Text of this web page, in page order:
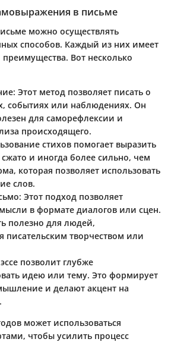
в письме
можно осуществлять
способов. Каждый из них имеет
Вот несколько
: Этот метод позволяет писать о
событиях или наблюдениях. Он
для саморефлексии и
происходящего.
стихов помогает выразить
и иногда более сильно, чем
которая позволяет использовать
слов.
: Этот подход позволяет
в формате диалогов или сцен.
полезно для людей,
творчеством или
позволит глубже
идею или тему. Это формирует
и делают акцент на
может использоваться
чтобы усилить процесс